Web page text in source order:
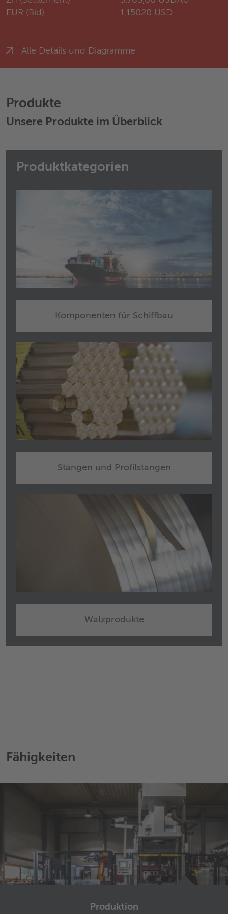
EUR (Bid)
1,15020 USD
Alle Details und Diagramme
Produkte
Unsere Produkte im Überblick
Produktkategorien
Komponenten für Schiffbau
Stangen und Profilstangen
Walzprodukte
Fähigkeiten
Produktion